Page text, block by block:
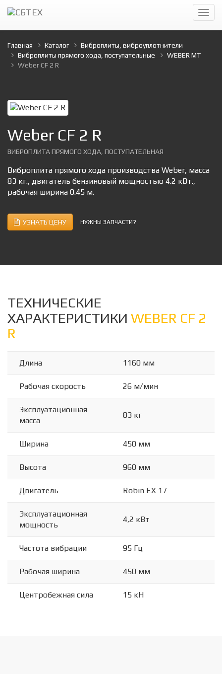
Главная Каталог
Виброплиты, виброуплотнители
Виброплиты прямого хода, поступательные
WEBER MT
Weber CF 2 R
Weber CF 2 R
ВИБРОПЛИТА ПРЯМОГО ХОДА, ПОСТУПАТЕЛЬНАЯ
Виброплита прямого хода производства Weber, масса
83 кг., двигатель бензиновый мощностью 4.2 кВт.,
рабочая ширина 0.45 м.
УЗНАТЬ ЦЕНУ НУЖНЫ ЗАПЧАСТИ?
ТЕХНИЧЕСКИЕ
ХАРАКТЕРИСТИКИ WEBER CF 2
R
Длина 1160 мм
Рабочая скорость 26 м/мин
Эксплуатационная
масса
83 кг
Ширина 450 мм
Высота 960 мм
Двигатель Robin EX 17
Эксплуатационная
мощность
4,2 кВт
Частота вибрации 95 Гц
Рабочая ширина 450 мм
Центробежная сила 15 кН